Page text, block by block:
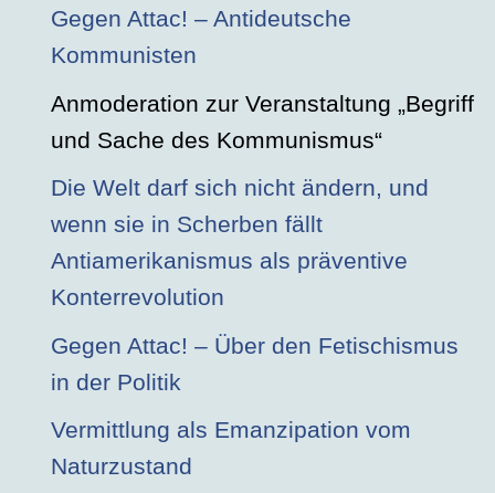
Gegen Attac! – Antideutsche
Kommunisten
Anmoderation zur Veranstaltung „Begriff
und Sache des Kommunismus“
Die Welt darf sich nicht ändern, und
wenn sie in Scherben fällt
Antiamerikanismus als präventive
Konterrevolution
Gegen Attac! – Über den Fetischismus
in der Politik
Vermittlung als Emanzipation vom
Naturzustand